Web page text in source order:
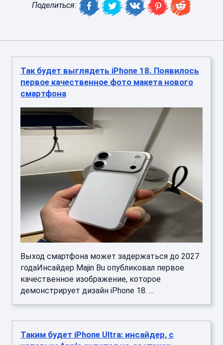
Поделиться:
Так будет выглядеть iPhone 18. Появилось
первое качественное фото макета нового
смартфона
Выход смартфона может задержаться до 2027
годаИнсайдер Majin Bu опубликовал первое
качественное изображение, которое
демонстрирует дизайн iPhone 18. ...
Таким будет iPhone Ultra: инсайдер, с